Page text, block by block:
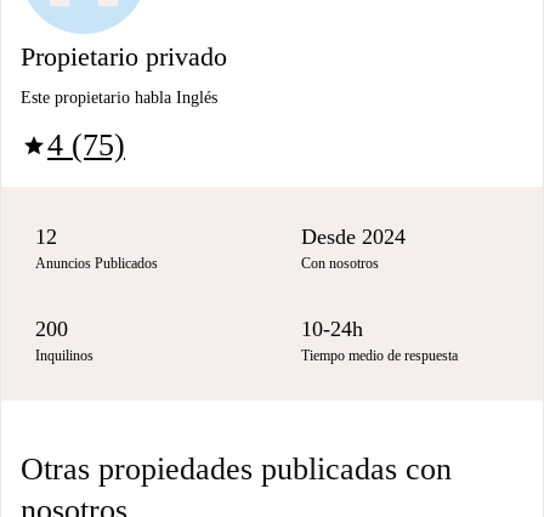
Propietario privado
Este propietario habla Inglés
star4 (75)
12
Anuncios Publicados
Desde 2024
Con nosotros
200
Inquilinos
10-24h
Tiempo medio de respuesta
Otras propiedades publicadas con
nosotros